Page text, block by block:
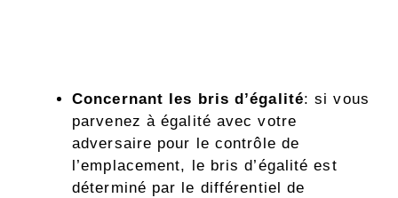
Concernant les bris d’égalité: si vous
parvenez à égalité avec votre
adversaire pour le contrôle de
l’emplacement, le bris d’égalité est
déterminé par le différentiel de